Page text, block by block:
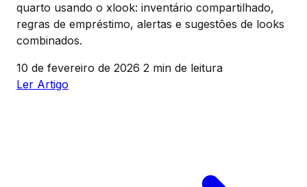
quarto usando o xlook: inventário compartilhado,
regras de empréstimo, alertas e sugestões de looks
combinados.
10 de fevereiro de 2026 2 min de leitura
Ler Artigo